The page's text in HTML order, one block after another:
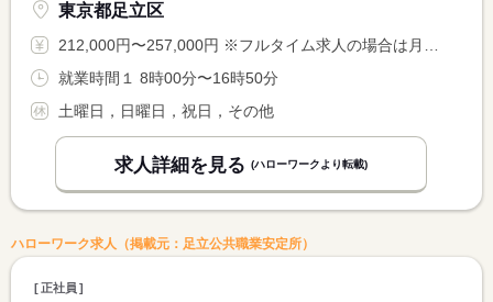
東京都足立区
212,000円〜257,000円 ※フルタイム求人の場合は月額（換算額）、パート求人の場合は時間額を表示しています。
就業時間１ 8時00分〜16時50分
土曜日，日曜日，祝日，その他
求人詳細を見る (ハローワークより転載)
ハローワーク求人（掲載元：足立公共職業安定所）
正社員